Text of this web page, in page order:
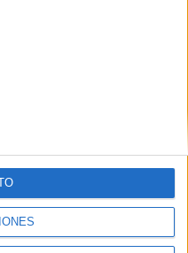
registrarte te daremos
con 100 consejos para tu